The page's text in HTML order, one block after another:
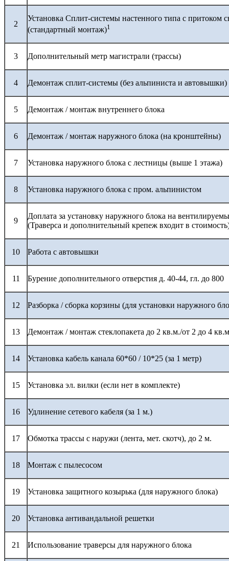
2
Установка Сплит-системы настенного типа с притоком
(стандартный монтаж)1
3 Дополнительный метр магистрали (трассы)
4 Демонтаж сплит-системы (без альпиниста и автовышки)
5 Демонтаж / монтаж внутреннего блока
6 Демонтаж / монтаж наружного блока (на кронштейны)
7 Установка наружного блока с лестницы (выше 1 этажа)
8 Установка наружного блока с пром. альпинистом
9
Доплата за установку наружного блока на
(Траверса и дополнительный крепеж входит в
10 Работа с автовышки
11 Бурение дополнительного отверстия д. 40-44, гл. до 800
12 Разборка / сборка корзины (для установки наружного
13 Демонтаж / монтаж стеклопакета до 2 кв.м./от 2 до 4
14 Установка кабель канала 60*60 / 10*25 (за 1 метр)
15 Установка эл. вилки (если нет в комплекте)
16 Удлинение сетевого кабеля (за 1 м.)
17 Обмотка трассы с наружи (лента, мет. скотч), до 2 м.
18 Монтаж с пылесосом
19 Установка защитного козырька (для наружного блока)
20 Установка антивандальной решетки
21 Использование траверсы для наружного блока